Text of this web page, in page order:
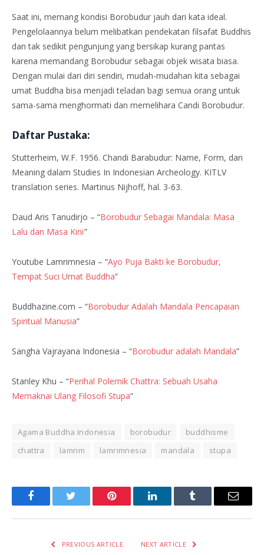
Saat ini, memang kondisi Borobudur jauh dari kata ideal.
Pengelolaannya belum melibatkan pendekatan filsafat Buddhis
dan tak sedikit pengunjung yang bersikap kurang pantas
karena memandang Borobudur sebagai objek wisata biasa.
Dengan mulai dari diri sendiri, mudah-mudahan kita sebagai
umat Buddha bisa menjadi teladan bagi semua orang untuk
sama-sama menghormati dan memelihara Candi Borobudur.
Daftar Pustaka:
Stutterheim, W.F. 1956. Chandi Barabudur: Name, Form, dan
Meaning dalam Studies In Indonesian Archeology. KITLV
translation series. Martinus Nijhoff, hal. 3-63.
Daud Aris Tanudirjo – “Borobudur Sebagai Mandala: Masa
Lalu dan Masa Kini”
Youtube Lamrimnesia – “Ayo Puja Bakti ke Borobudur,
Tempat Suci Umat Buddha”
Buddhazine.com – “Borobudur Adalah Mandala Pencapaian
Spiritual Manusia”
Sangha Vajrayana Indonesia – “Borobudur adalah Mandala”
Stanley Khu – “Perihal Polemik Chattra: Sebuah Usaha
Memaknai Ulang Filosofi Stupa”
Agama Buddha Indonesia borobudur
buddhisme
chattra
lamrim lamrimnesia mandala stupa
FacebookTwitter Pinterest LinkedInTumblr Email
PREVIOUS ARTICLE NEXT ARTICLE